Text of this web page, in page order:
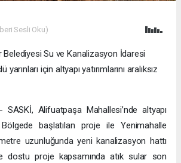
Sesli Oku)
Belediyesi Su ve Kanalizasyon İdaresi
için altyapı yatırımlarını aralıksız
SASKİ, Alifuatpaşa Mahallesi’nde altyapı
Bölgede başlatılan proje ile Yenimahalle
uzunluğunda yeni kanalizasyon hattı
dostu proje kapsamında atık sular son